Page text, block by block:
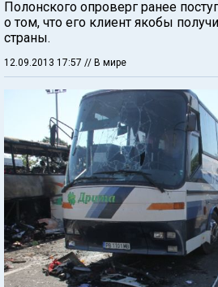
Полонского опроверг ранее
о том, что его клиент якобы
страны.
12.09.2013 17:57 // В мире